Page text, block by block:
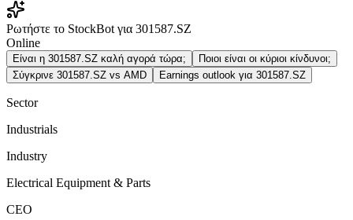
Ρωτήστε το StockBot για 301587.SZ
Online
Είναι η 301587.SZ καλή αγορά τώρα;
Ποιοι είναι οι κύριοι κίνδυνοι;
Σύγκρινε 301587.SZ vs AMD
Earnings outlook για 301587.SZ
Sector
Industrials
Industry
Electrical Equipment & Parts
CEO